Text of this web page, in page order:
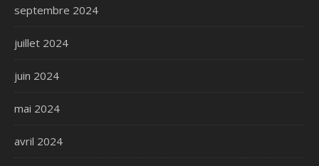
septembre 2024
juillet 2024
juin 2024
mai 2024
avril 2024